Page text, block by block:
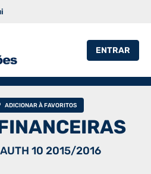
ENTRAR
ADICIONAR À FAVORITOS
AUTH 10 2015/2016